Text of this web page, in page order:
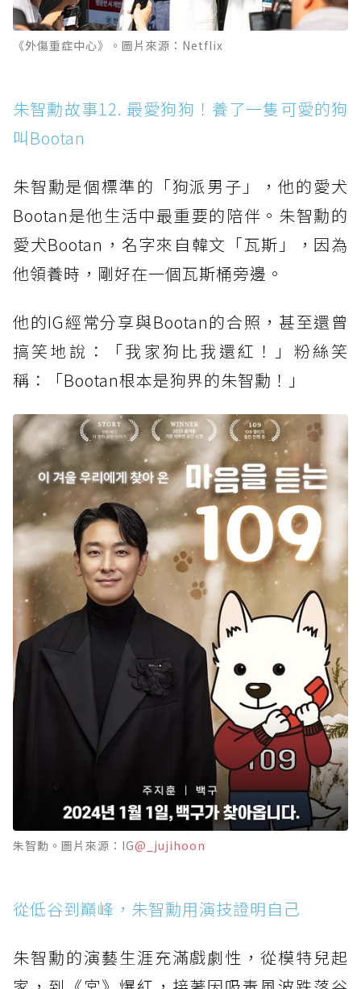
《外傷重症中心》。圖片來源：Netflix
朱智勳故事12. 最愛狗狗！養了一隻可愛的狗
叫Bootan
朱智勳是個標準的「狗派男子」，他的愛犬
Bootan是他生活中最重要的陪伴。朱智勳的
愛犬Bootan，名字來自韓文「瓦斯」，因為
他領養時，剛好在一個瓦斯桶旁邊。
他的IG經常分享與Bootan的合照，甚至還曾
搞笑地說：「我家狗比我還紅！」粉絲笑
稱：「Bootan根本是狗界的朱智勳！」
朱智勳。圖片來源：IG@_jujihoon
從低谷到巔峰，朱智勳用演技證明自己
朱智勳的演藝生涯充滿戲劇性，從模特兒起